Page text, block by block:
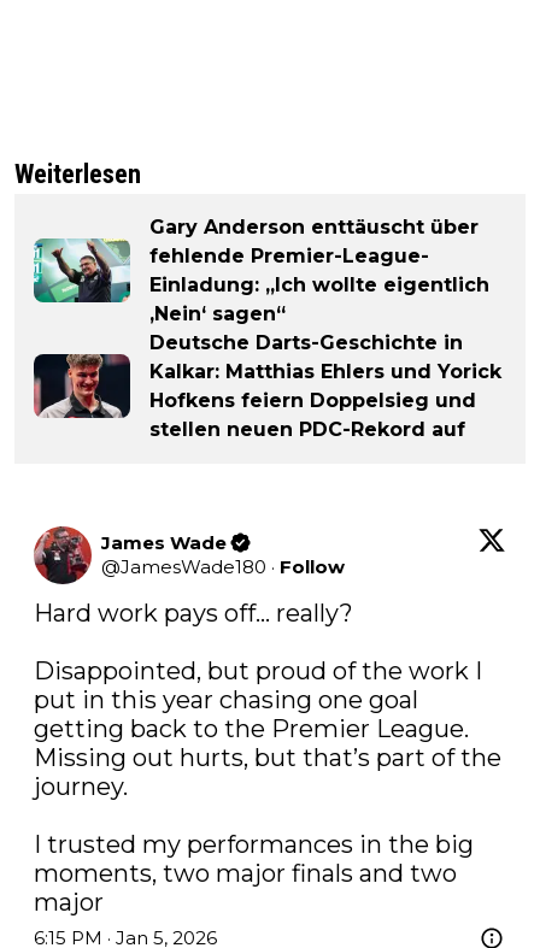
Weiterlesen
Gary Anderson enttäuscht über
fehlende Premier-League-
Einladung: „Ich wollte eigentlich
‚Nein‘ sagen“
Deutsche Darts-Geschichte in
Kalkar: Matthias Ehlers und Yorick
Hofkens feiern Doppelsieg und
stellen neuen PDC-Rekord auf
James Wade
@JamesWade180 · Follow
Hard work pays off… really?
Disappointed, but proud of the work I
put in this year chasing one goal
getting back to the Premier League.
Missing out hurts, but that’s part of the
journey.
I trusted my performances in the big
moments, two major finals and two
major
6:15 PM · Jan 5, 2026